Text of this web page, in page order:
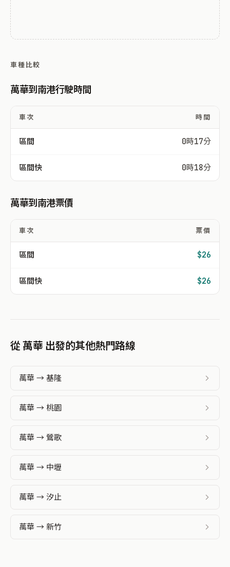
車種比較
萬華到南港行駛時間
車次 時間
區間 0時17分
區間快 0時18分
萬華到南港票價
車次 票價
區間 $26
區間快 $26
從 萬華 出發的其他熱門路線
萬華 → 基隆
萬華 → 桃園
萬華 → 鶯歌
萬華 → 中壢
萬華 → 汐止
萬華 → 新竹